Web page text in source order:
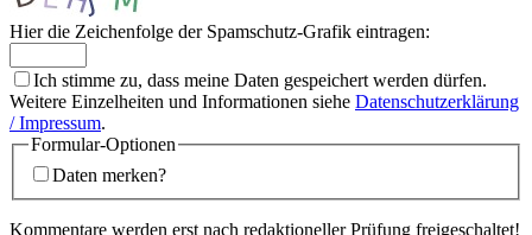
Hier die Zeichenfolge der Spamschutz-Grafik eintragen:
Ich stimme zu, dass meine Daten gespeichert werden dürfen.
Weitere Einzelheiten und Informationen siehe Datenschutzerklärung
/ Impressum.
Formular-Optionen
Daten merken?
Kommentare werden erst nach redaktioneller Prüfung freigeschaltet!